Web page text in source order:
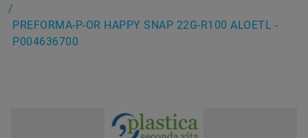
PREFORMA-P-OR HAPPY SNAP 22G-R100 ALOETL -
P004636700